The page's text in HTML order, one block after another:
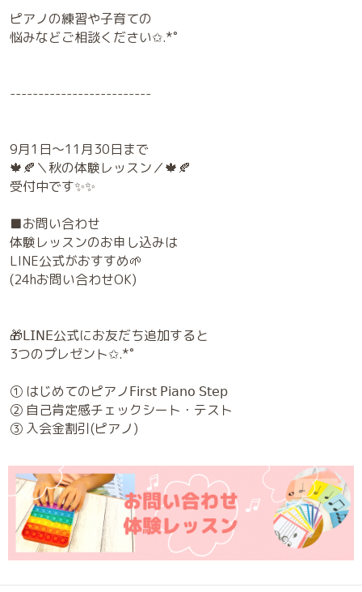
ピアノの練習や子育ての
悩みなどご相談ください✩.*˚
-------------------------
9月1日～11月30日まで
🍁🍂＼秋の体験レッスン／🍁🍂
受付中です✨✨
■お問い合わせ
体験レッスンのお申し込みは
LINE公式がおすすめ🌱
(24hお問い合わせOK)
🎁𝖫𝖨𝖭𝖤公式にお友だち追加すると
3つのプレゼント✩.*˚
① はじめてのピアノ𝖥𝗂𝗋𝗌𝗍 𝖯𝗂𝖺𝗇𝗈 𝖲𝗍𝖾𝗉
② 自己肯定感チェックシート・テスト
③ 入会金割引(ピアノ)